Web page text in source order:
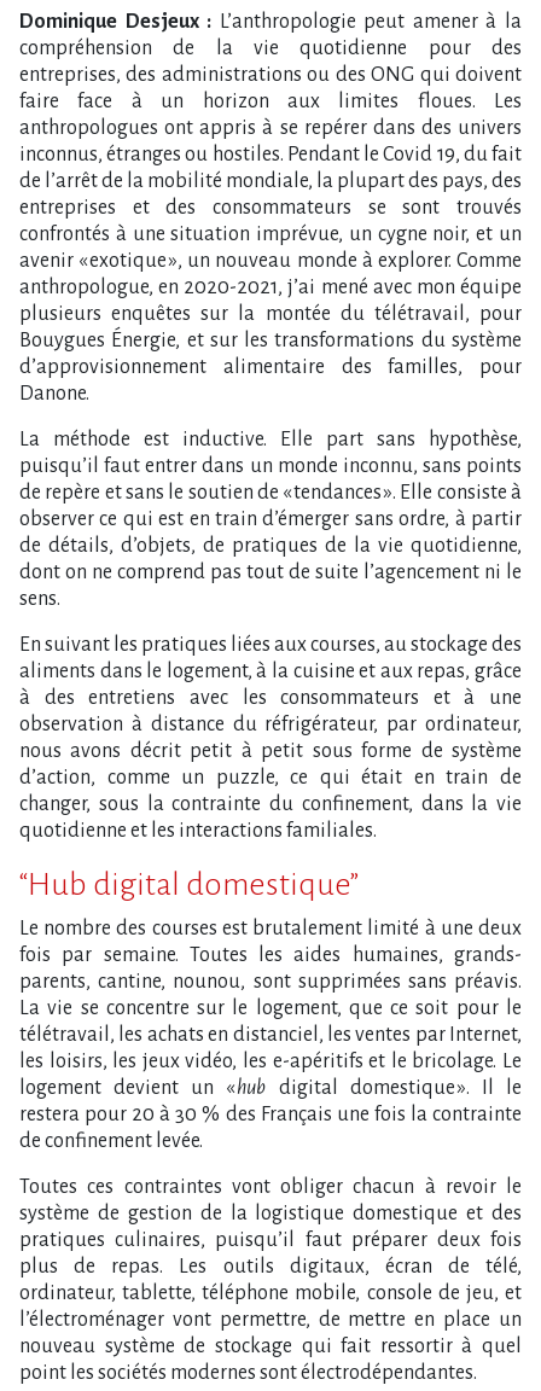
Dominique Desjeux : L’anthropologie peut amener à la
compréhension de la vie quotidienne pour des
entreprises, des administrations ou des ONG qui doivent
faire face à un horizon aux limites floues. Les
anthropologues ont appris à se repérer dans des univers
inconnus, étranges ou hostiles. Pendant le Covid 19, du fait
de l’arrêt de la mobilité mondiale, la plupart des pays, des
entreprises et des consommateurs se sont trouvés
confrontés à une situation imprévue, un cygne noir, et un
avenir « exotique », un nouveau monde à explorer. Comme
anthropologue, en 2020-2021, j’ai mené avec mon équipe
plusieurs enquêtes sur la montée du télétravail, pour
Bouygues Énergie, et sur les transformations du système
d’approvisionnement alimentaire des familles, pour
Danone.
La méthode est inductive. Elle part sans hypothèse,
puisqu’il faut entrer dans un monde inconnu, sans points
de repère et sans le soutien de « tendances ». Elle consiste à
observer ce qui est en train d’émerger sans ordre, à partir
de détails, d’objets, de pratiques de la vie quotidienne,
dont on ne comprend pas tout de suite l’agencement ni le
sens.
En suivant les pratiques liées aux courses, au stockage des
aliments dans le logement, à la cuisine et aux repas, grâce
à des entretiens avec les consommateurs et à une
observation à distance du réfrigérateur, par ordinateur,
nous avons décrit petit à petit sous forme de système
d’action, comme un puzzle, ce qui était en train de
changer, sous la contrainte du confinement, dans la vie
quotidienne et les interactions familiales.
“Hub digital domestique”
Le nombre des courses est brutalement limité à une deux
fois par semaine. Toutes les aides humaines, grands-
parents, cantine, nounou, sont supprimées sans préavis.
La vie se concentre sur le logement, que ce soit pour le
télétravail, les achats en distanciel, les ventes par Internet,
les loisirs, les jeux vidéo, les e-apéritifs et le bricolage. Le
logement devient un «hub digital domestique ». Il le
restera pour 20 à 30 % des Français une fois la contrainte
de confinement levée.
Toutes ces contraintes vont obliger chacun à revoir le
système de gestion de la logistique domestique et des
pratiques culinaires, puisqu’il faut préparer deux fois
plus de repas. Les outils digitaux, écran de télé,
ordinateur, tablette, téléphone mobile, console de jeu, et
l’électroménager vont permettre, de mettre en place un
nouveau système de stockage qui fait ressortir à quel
point les sociétés modernes sont électrodépendantes.